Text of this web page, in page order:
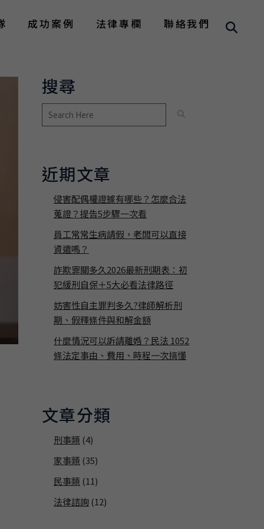
成功案例 法律專欄 聯絡我們
搜尋
近期文章
侵害配偶權證據有哪些？怎麼合法
蒐證？提告5步驟一次看
員工常常生病請假，老闆可以直接
資遣嗎？
詐欺罪關多久2026最新刑期表：初
犯緩刑自保＋5大必看法律路徑
妨害性自主罪判多久?律師解析刑
期、假釋條件與和解金額
什麼情況可以訴請離婚？民法 1052
條法定事由、費用、時程一次搞懂
文章分類
刑事類 (4)
家事類 (35)
民事類 (11)
法律諮詢 (12)